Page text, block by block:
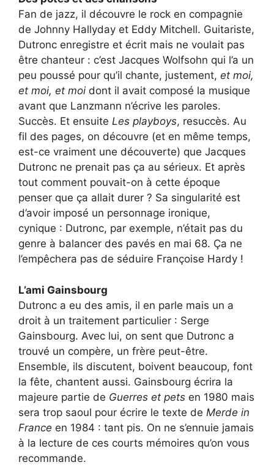
Fan de jazz, il découvre le rock en compagnie
de Johnny Hallyday et Eddy Mitchell. Guitariste,
Dutronc enregistre et écrit mais ne voulait pas
être chanteur : c’est Jacques Wolfsohn qui l’a un
peu poussé pour qu’il chante, justement, et moi,
et moi, et moi dont il avait composé la musique
avant que Lanzmann n’écrive les paroles.
Succès. Et ensuite Les playboys, resuccès. Au
fil des pages, on découvre (et en même temps,
est-ce vraiment une découverte) que Jacques
Dutronc ne prenait pas ça au sérieux. Et après
tout comment pouvait-on à cette époque
penser que ça allait durer ? Sa singularité est
d’avoir imposé un personnage ironique,
cynique : Dutronc, par exemple, n’était pas du
genre à balancer des pavés en mai 68. Ça ne
l’empêchera pas de séduire Françoise Hardy !
L’ami Gainsbourg
Dutronc a eu des amis, il en parle mais un a
droit à un traitement particulier : Serge
Gainsbourg. Avec lui, on sent que Dutronc a
trouvé un compère, un frère peut-être.
Ensemble, ils discutent, boivent beaucoup, font
la fête, chantent aussi. Gainsbourg écrira la
majeure partie de Guerres et pets en 1980 mais
sera trop saoul pour écrire le texte de Merde in
France en 1984 : tant pis. On ne s’ennuie jamais
à la lecture de ces courts mémoires qu’on vous
recommande.